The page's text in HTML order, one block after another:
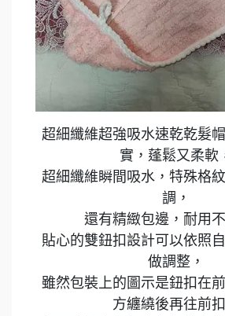
超細纖維超強吸水速乾乾髮
實，蓬鬆又柔軟
超細纖維瞬間吸水，特殊格
調，
還有精緻包邊，耐用不
貼心的雙鈕扣設計可以依照
做調整，
雖然包裝上的圖示是鈕扣在
方纏繞後再往前扣